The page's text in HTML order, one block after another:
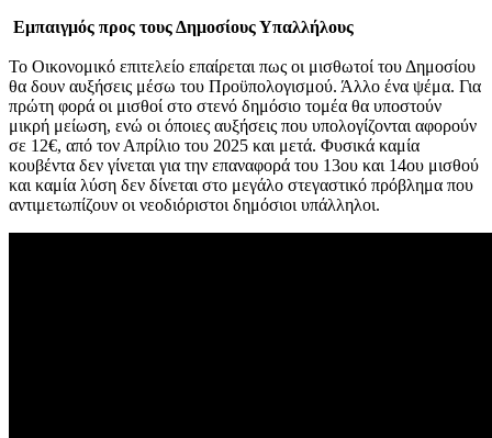
Εμπαιγμός προς τους Δημοσίους Υπαλλήλους
Το Οικονομικό επιτελείο επαίρεται πως οι μισθωτοί του Δημοσίου
θα δουν αυξήσεις μέσω του Προϋπολογισμού. Άλλο ένα ψέμα. Για
πρώτη φορά οι μισθοί στο στενό δημόσιο τομέα θα υποστούν
μικρή μείωση, ενώ οι όποιες αυξήσεις που υπολογίζονται αφορούν
σε 12€, από τον Απρίλιο του 2025 και μετά. Φυσικά καμία
κουβέντα δεν γίνεται για την επαναφορά του 13ου και 14ου μισθού
και καμία λύση δεν δίνεται στο μεγάλο στεγαστικό πρόβλημα που
αντιμετωπίζουν οι νεοδιόριστοι δημόσιοι υπάλληλοι.